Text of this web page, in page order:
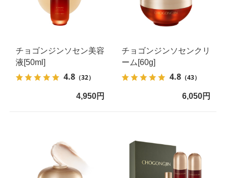
チョゴンジンソセン美容
液[50ml]
4.8 （32）
4,950円
チョゴンジンソセンクリ
ーム[60g]
4.8（43）
6,050円